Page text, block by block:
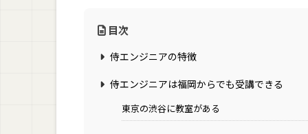
目次
侍エンジニアの特徴
侍エンジニアは福岡からでも受講できる
東京の渋谷に教室がある